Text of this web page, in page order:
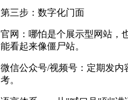
第三步：数字化门面
官网：哪怕是个展示型网站，
能看起来像僵尸站。
微信公众号/视频号：定期发
考。